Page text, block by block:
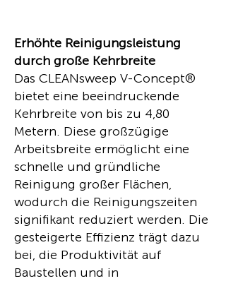
Erhöhte Reinigungsleistung
durch große Kehrbreite
Das CLEANsweep V-Concept®
bietet eine beeindruckende
Kehrbreite von bis zu 4,80
Metern. Diese großzügige
Arbeitsbreite ermöglicht eine
schnelle und gründliche
Reinigung großer Flächen,
wodurch die Reinigungszeiten
signifikant reduziert werden. Die
gesteigerte Effizienz trägt dazu
bei, die Produktivität auf
Baustellen und in